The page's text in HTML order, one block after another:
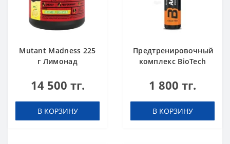
Mutant Madness 225
г Лимонад
14 500 тг.
В КОРЗИНУ
Предтренировочный
комплекс BioTech
Grapefruit 25ml
1 800 тг.
В КОРЗИНУ